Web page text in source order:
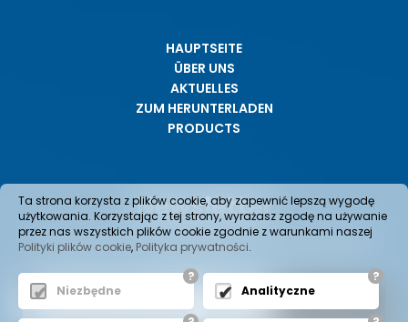
HAUPTSEITE
ÜBER UNS
AKTUELLES
ZUM HERUNTERLADEN
PRODUCTS
Newsletter
Wenn Sie Informationen über neue Produkte im Angebot
oder aktuelle Aktionen erhalten möchten, fügen Sie den
Newsletter hinzu.
Ta strona korzysta z plików cookie, aby zapewnić lepszą wygodę
użytkowania. Korzystając z tej strony, wyrażasz zgodę na używanie
przez nas wszystkich plików cookie zgodnie z warunkami naszej
Polityki plików cookie, Polityka prywatności.
?
Niezbędne
?
Analityczne